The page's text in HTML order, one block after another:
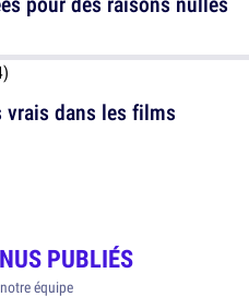
dans les films
PUBLIÉS
équipe